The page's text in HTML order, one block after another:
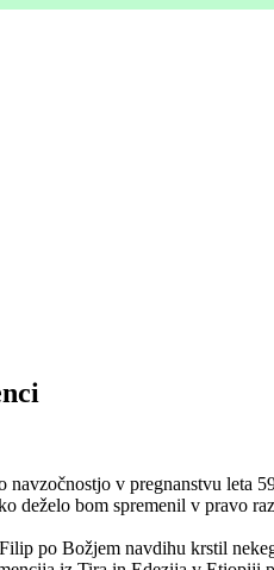
navzočnostjo v pregnanstvu
bom spremenil v pravo
Filip po Božjem navdihu krstil